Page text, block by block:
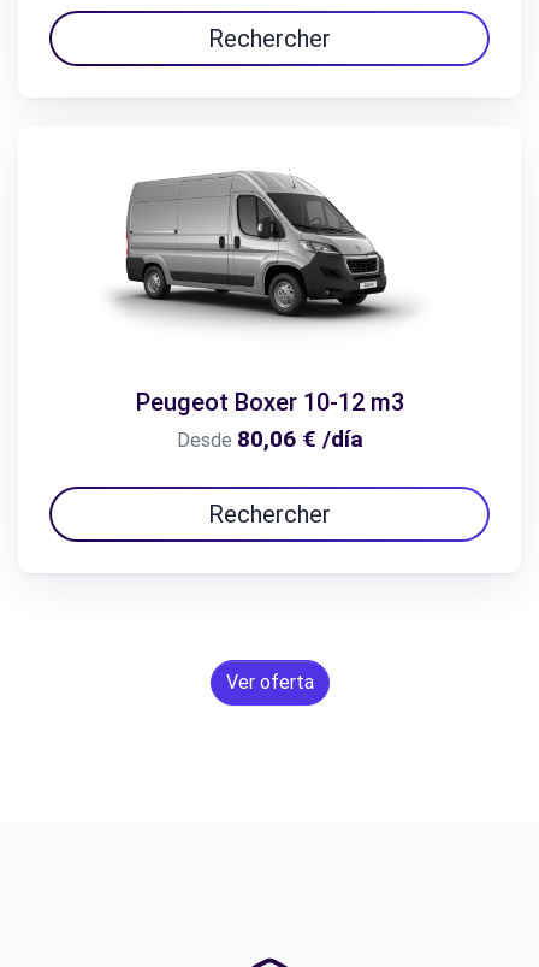
Rechercher
Peugeot Boxer 10-12 m3
Desde 80,06 € /día
Rechercher
Ver oferta